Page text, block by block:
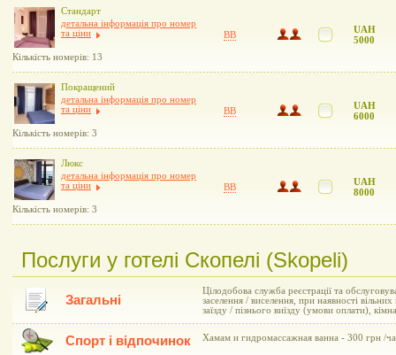
Стандарт
детальна інформація про номер
та ціни
Кількість номерів: 13
BB
UAH
5000
Покращений
детальна інформація про номер
та ціни
Кількість номерів: 3
BB
UAH
6000
Люкс
детальна інформація про номер
та ціни
Кількість номерів: 3
BB
UAH
8000
Послуги у готелі Скопелі (Skopeli)
Загальні
Цілодобова служба реєстрації та
заселення / виселення, при наявності
заїзду / пізнього виїзду (умови оплати),
Спорт і відпочинок Хамам и гидромассажная ванна - 300 грн /